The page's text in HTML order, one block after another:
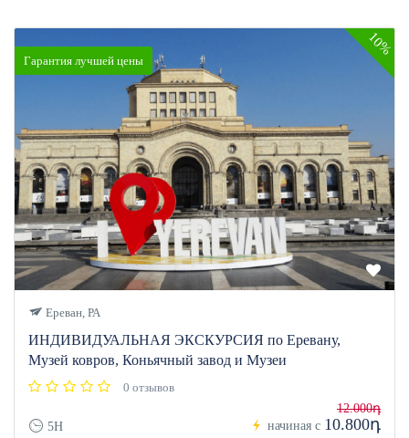
Гарантия лучшей цены
10%
Ереван, РА
ИНДИВИДУАЛЬНАЯ ЭКСКУРСИЯ по Еревану,
Музей ковров, Коньячный завод и Музеи
0 отзывов
5H начиная с
12.000դ
10.800դ